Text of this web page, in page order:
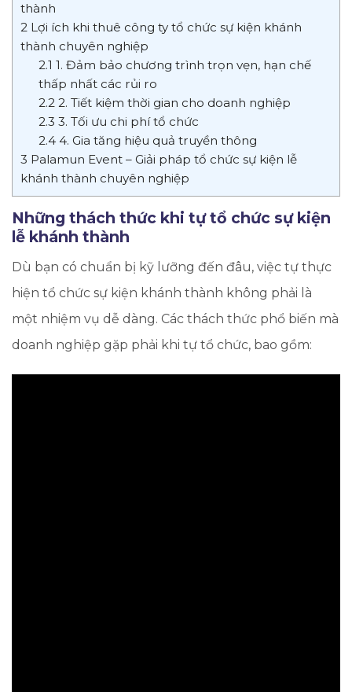
thành
2 Lợi ích khi thuê công ty tổ chức sự kiện khánh
thành chuyên nghiệp
2.1 1. Đảm bảo chương trình trọn vẹn, hạn chế
thấp nhất các rủi ro
2.22. Tiết kiệm thời gian cho doanh nghiệp
2.3 3. Tối ưu chi phí tổ chức
2.44. Gia tăng hiệu quả truyền thông
3 Palamun Event – Giải pháp tổ chức sự kiện lễ
khánh thành chuyên nghiệp
Những thách thức khi tự tổ chức sự kiện
lễ khánh thành
Dù bạn có chuẩn bị kỹ lưỡng đến đâu, việc tự thực
hiện tổ chức sự kiện khánh thành không phải là
một nhiệm vụ dễ dàng. Các thách thức phổ biến mà
doanh nghiệp gặp phải khi tự tổ chức, bao gồm: